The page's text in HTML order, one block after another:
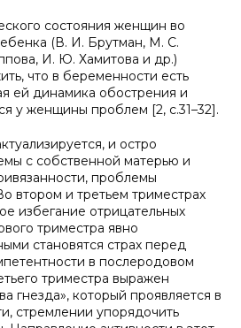
состояния женщин во
(В. И. Брутман, М. С.
И. Ю. Хамитова и др.)
что в беременности есть
ей динамика обострения и
у женщины проблем [2, с.31–32].
и остро
с собственной матерью и
проблемы
втором и третьем триместрах
избегание отрицательных
триместра явно
становятся страх перед
в послеродовом
триместра выражен
гнезда», который проявляется в
стремлении упорядочить